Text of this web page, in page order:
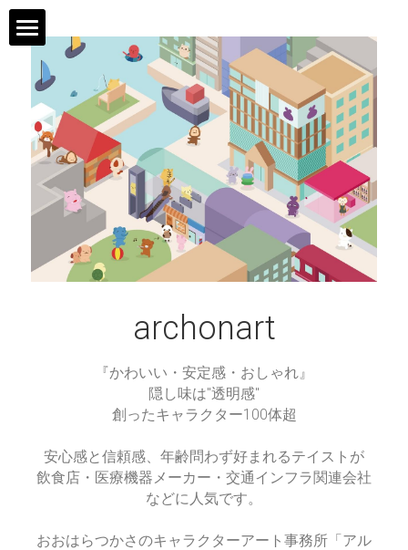
arconart
事例ダウンロード
NEWS
メディア掲載
甲ビー
御依頼の費用
過去のお仕事
こうべりおん展
archonart
『かわいい・安定感・おしゃれ』
隠し味は"透明感"
創ったキャラクター100体超
安心感と信頼感、年齢問わず好まれるテイストが
飲食店・医療機器メーカー・交通インフラ関連会社
などに人気です。
おおはらつかさのキャラクターアート事務所「アル